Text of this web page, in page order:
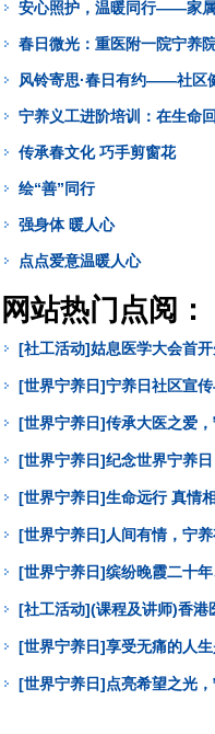
安心照护，温暖同行——家
春日微光：重医附一院宁养
风铃寄思·春日有约——社区
宁养义工进阶培训：在生命
传承春文化 巧手剪窗花
绘“善”同行
强身体 暖人心
点点爱意温暖人心
网站热门点阅：
[社工活动]姑息医学大会首
[世界宁养日]宁养日社区宣
[世界宁养日]传承大医之爱
[世界宁养日]纪念世界宁养
[世界宁养日]生命远行 真情
[世界宁养日]人间有情，宁
[世界宁养日]缤纷晚霞二十
[社工活动](课程及讲师)香
[世界宁养日]享受无痛的人
[世界宁养日]点亮希望之光